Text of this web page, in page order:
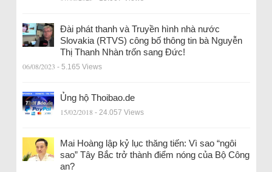
Đài phát thanh và Truyền hình nhà nước
Slovakia (RTVS) công bố thông tin bà Nguyễn
Thị Thanh Nhàn trốn sang Đức!
06/08/2023 - 5.165 Views
Ủng hộ Thoibao.de
15/02/2018 - 24.057 Views
Mai Hoàng lập kỷ lục thăng tiến: Vì sao “ngôi
sao” Tây Bắc trở thành điểm nóng của Bộ Công
an?